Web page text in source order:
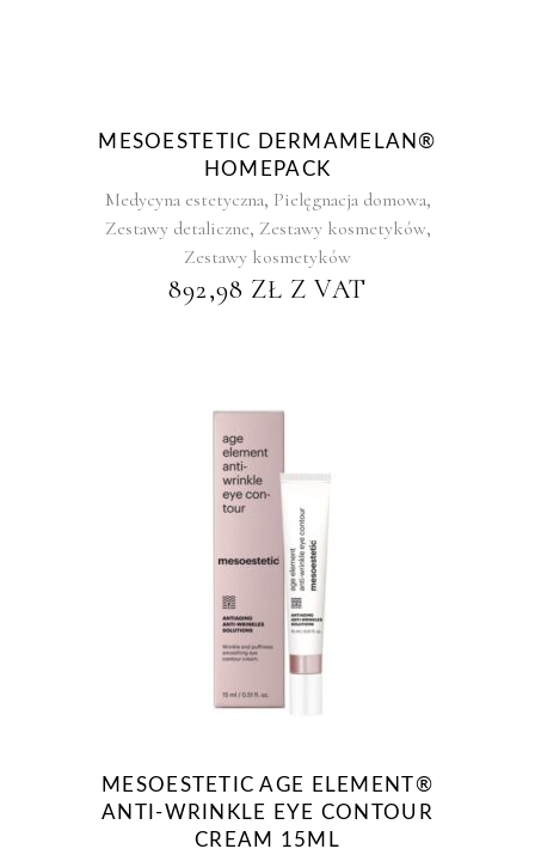
MESOESTETIC DERMAMELAN®
HOMEPACK
Medycyna estetyczna, Pielęgnacja domowa,
Zestawy detaliczne, Zestawy kosmetyków,
Zestawy kosmetyków
892,98 ZŁ Z VAT
MESOESTETIC AGE ELEMENT®
ANTI-WRINKLE EYE CONTOUR
CREAM 15ML